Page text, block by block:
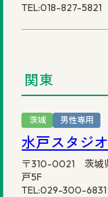
TEL:018-827-5821
関東
茨城 男性専用
水戸スタジオ
〒310-0021 茨城
戸5F
TEL:029-300-6831